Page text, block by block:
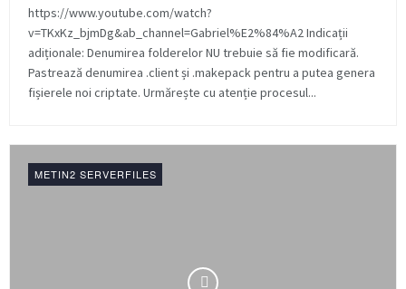
https://www.youtube.com/watch?
v=TKxKz_bjmDg&ab_channel=Gabriel%E2%84%A2 Indicații
adiționale: Denumirea folderelor NU trebuie să fie modificară.
Pastrează denumirea .client și .makepack pentru a putea genera
fișierele noi criptate. Urmărește cu atenție procesul...
METIN2 SERVERFILES